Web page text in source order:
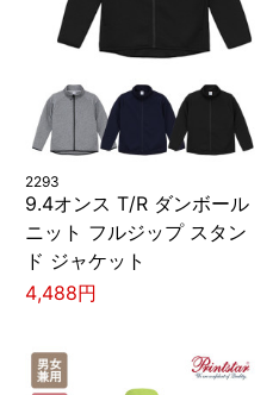
2293
9.4オンス T/R ダンボール
ニット フルジップ スタン
ド ジャケット
4,488円